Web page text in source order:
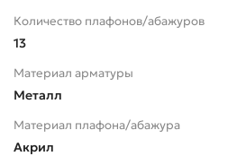
Количество плафонов/абажуров
13
Материал арматуры
Металл
Материал плафона/абажура
Акрил